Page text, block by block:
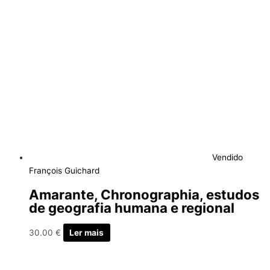
Vendido
François Guichard
Amarante, Chronographia, estudos
de geografia humana e regional
30.00 € Ler mais